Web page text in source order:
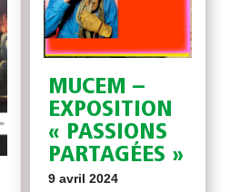
MUCEM –
EXPOSITION
« PASSIONS
PARTAGÉES »
9 avril 2024